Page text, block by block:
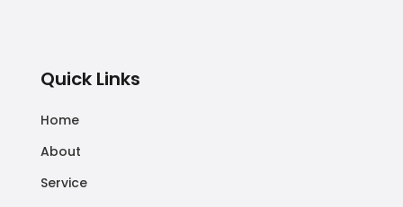
Quick Links
Home
About
Service